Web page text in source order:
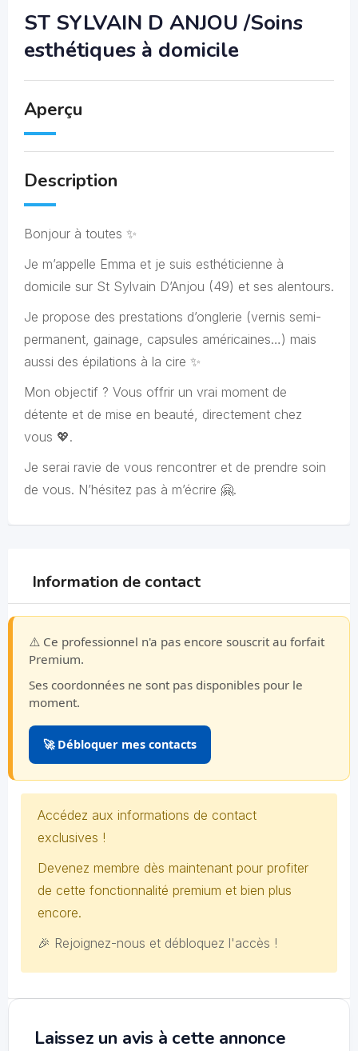
ST SYLVAIN D ANJOU /Soins
esthétiques à domicile
Aperçu
Description
Bonjour à toutes ✨
Je m’appelle Emma et je suis esthéticienne à
domicile sur St Sylvain D’Anjou (49) et ses alentours.
Je propose des prestations d’onglerie (vernis semi-
permanent, gainage, capsules américaines…) mais
aussi des épilations à la cire ✨
Mon objectif ? Vous offrir un vrai moment de
détente et de mise en beauté, directement chez
vous 💖.
Je serai ravie de vous rencontrer et de prendre soin
de vous. N’hésitez pas à m’écrire 🤗.
Information de contact
⚠️ Ce professionnel n'a pas encore souscrit au forfait
Premium.
Ses coordonnées ne sont pas disponibles pour le
moment.
🚀 Débloquer mes contacts
Accédez aux informations de contact
exclusives !
Devenez membre dès maintenant pour profiter
de cette fonctionnalité premium et bien plus
encore.
🎉 Rejoignez-nous et débloquez l'accès !
Laissez un avis à cette annonce